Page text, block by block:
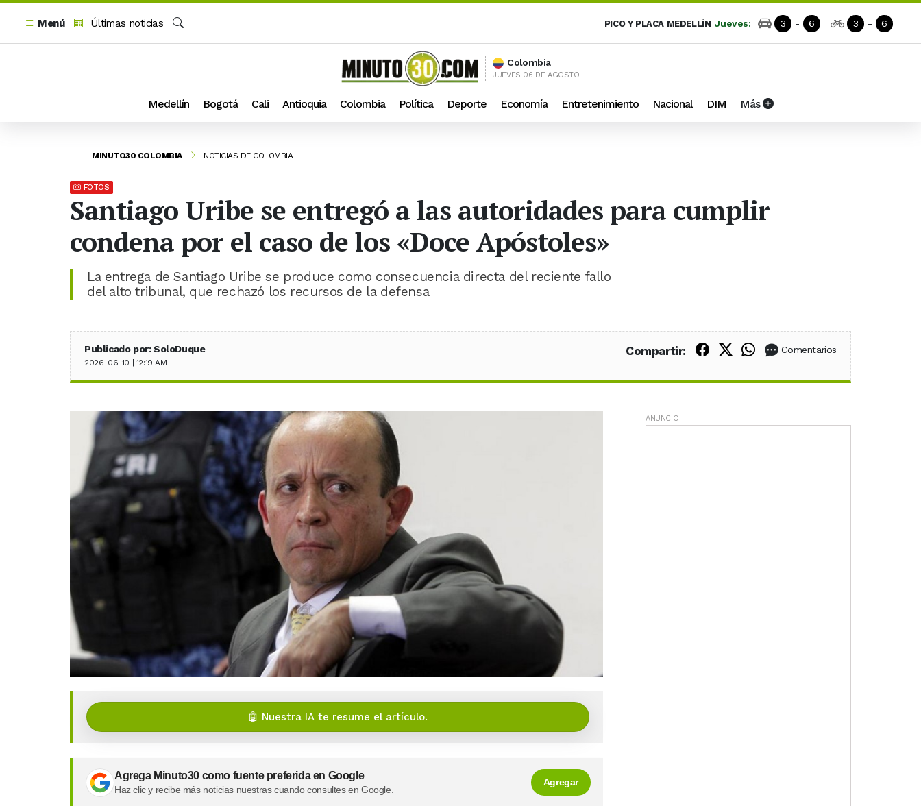
Menú
Últimas noticias
PICO Y PLACA MEDELLÍN Jueves: 3 - 6 3 - 6
Colombia
JUEVES 06 DE AGOSTO
Medellín Bogotá Cali Antioquia Colombia Política Deporte Economía Entretenimiento Nacional DIM Más
MINUTO30 COLOMBIA NOTICIAS DE COLOMBIA
FOTOS
Santiago Uribe se entregó a las autoridades para cumplir
condena por el caso de los «Doce Apóstoles»
La entrega de Santiago Uribe se produce como consecuencia directa del reciente fallo
del alto tribunal, que rechazó los recursos de la defensa
Publicado por: SoloDuque
2026-06-10 | 12:19 AM
Compartir: Compartir en Facebook
Compartir en X (Twitter)
Compartir en WhatsApp
Comentarios
🤖 Nuestra IA te resume el artículo.
Agrega Minuto30 como fuente preferida en Google
Haz clic y recibe más noticias nuestras cuando consultes en Google.
Agregar
ANUNCIO